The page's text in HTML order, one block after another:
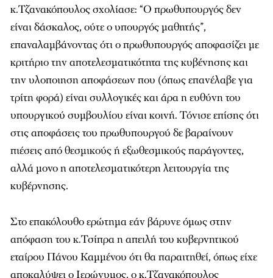
κ.Τζανακόπουλος σχολίασε: “Ο πρωθυπουργός δεν
είναι δάσκαλος, ούτε ο υπουργός μαθητής”,
επαναλαμβάνοντας ότι ο πρωθυπουργός αποφασίζει με
κριτήριο την αποτελεσματικότητα της κυβένησης και
την υλοποιηση αποφάσεων που (όπως επανέλαβε για
τρίτη φορά) είναι συλλογικές και άρα η ευθύνη του
υπουργικού συμβουλίου είναι κοινή. Τόνισε επίσης ότι
στις αποφάσεις του πρωθυπουργού δε βαραίνουν
πιέσεις από θεσμικούς ή εξωθεσμικούς παράγοντες,
αλλά μονο η αποτελεσματικότερη λειτουργία της
κυβέρνησης.
Στο επακόλουθο ερώτημα εάν βάρυνε όμως στην
απόφαση του κ.Τσίπρα η απειλή του κυβερνητικού
εταίρου Πάνου Καμμένου ότι θα παραιτηθεί, όπως είχε
αποκαλύψει ο Ιερώνυμος, ο κ.Τζανακόπουλος